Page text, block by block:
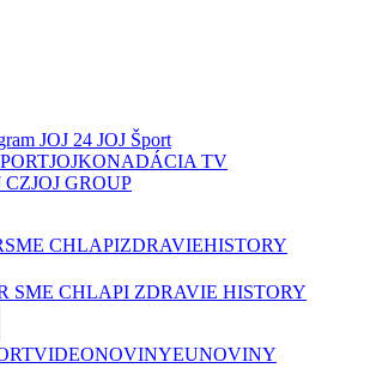
JOJ 24 JOJ Šport
JOJKONADÁCIA TV
CZJOJ GROUP
SME CHLAPIZDRAVIEHISTORY
SME CHLAPI ZDRAVIE HISTORY
VIDEONOVINYEUNOVINY